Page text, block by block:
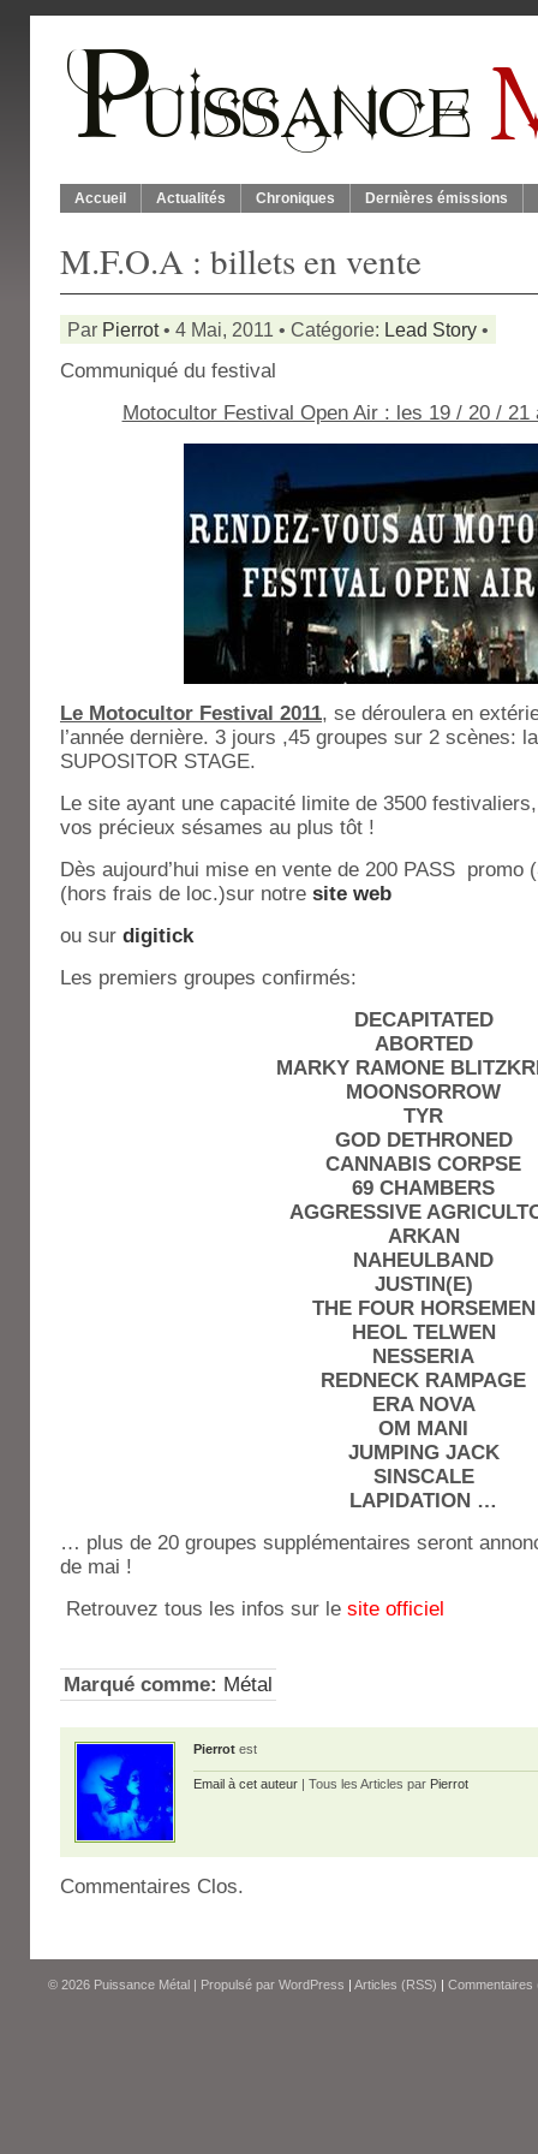
Accueil Actualités Chroniques Dernières émissions
M.F.O.A : billets en vente
Par Pierrot• 4 Mai, 2011 • Catégorie: Lead Story •
Communiqué du festival
Motocultor Festival Open Air : les 19 / 20 / 21
Le Motocultor Festival 2011, se déroulera en
l’année dernière. 3 jours ,45 groupes sur 2 scènes:
SUPOSITOR STAGE.
Le site ayant une capacité limite de 3500
vos précieux sésames au plus tôt !
Dès aujourd’hui mise en vente de 200 PASS
(hors frais de loc.)sur notre site web
ou sur digitick
Les premiers groupes confirmés:
DECAPITATED
ABORTED
MARKY RAMONE
MOONSORROW
TYR
GOD DETHRONED
CANNABIS CORPSE
69 CHAMBERS
AGGRESSIVE
ARKAN
NAHEULBAND
JUSTIN(E)
THE FOUR HORSEMEN
HEOL TELWEN
NESSERIA
REDNECK RAMPAGE
ERA NOVA
OM MANI
JUMPING JACK
SINSCALE
LAPIDATION …
… plus de 20 groupes supplémentaires seront
de mai !
Retrouvez tous les infos sur le site officiel
Marqué comme: Métal
Pierrot est
Email à cet auteur | Tous les Articles par Pierrot
Commentaires Clos.
© 2026 Puissance Métal | Propulsé par WordPress | Articles (RSS) | Commentaires